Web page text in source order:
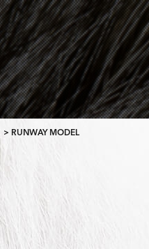
> RUNWAY MODEL